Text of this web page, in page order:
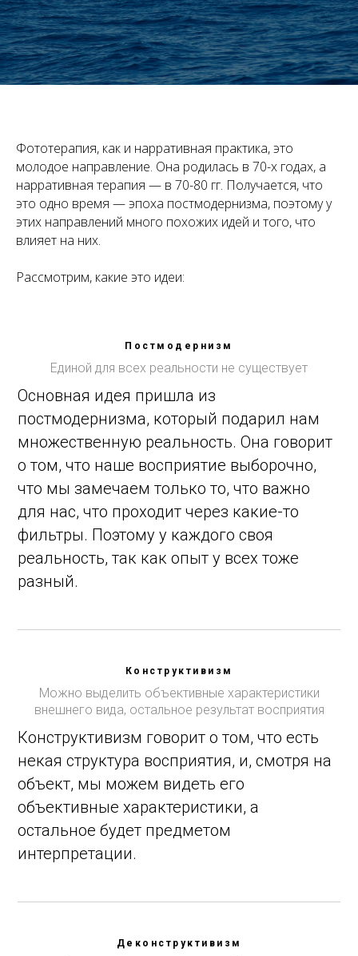
Фототерапия, как и нарративная практика, это
молодое направление. Она родилась в 70-х годах, а
нарративная терапия — в 70-80 гг. Получается, что
это одно время — эпоха постмодернизма, поэтому у
этих направлений много похожих идей и того, что
влияет на них.
Рассмотрим, какие это идеи:
Постмодернизм
Единой для всех реальности не существует
Основная идея пришла из
постмодернизма, который подарил нам
множественную реальность. Она говорит
о том, что наше восприятие выборочно,
что мы замечаем только то, что важно
для нас, что проходит через какие-то
фильтры. Поэтому у каждого своя
реальность, так как опыт у всех тоже
разный.
Конструктивизм
Можно выделить объективные характеристики
внешнего вида, остальное результат восприятия
Конструктивизм говорит о том, что есть
некая структура восприятия, и, смотря на
объект, мы можем видеть его
объективные характеристики, а
остальное будет предметом
интерпретации.
Деконструктивизм